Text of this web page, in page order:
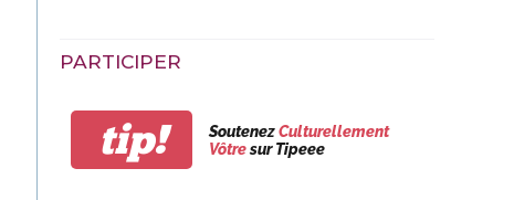
PARTICIPER
tip! SoutenezCulturellement
Vôtresur Tipeee